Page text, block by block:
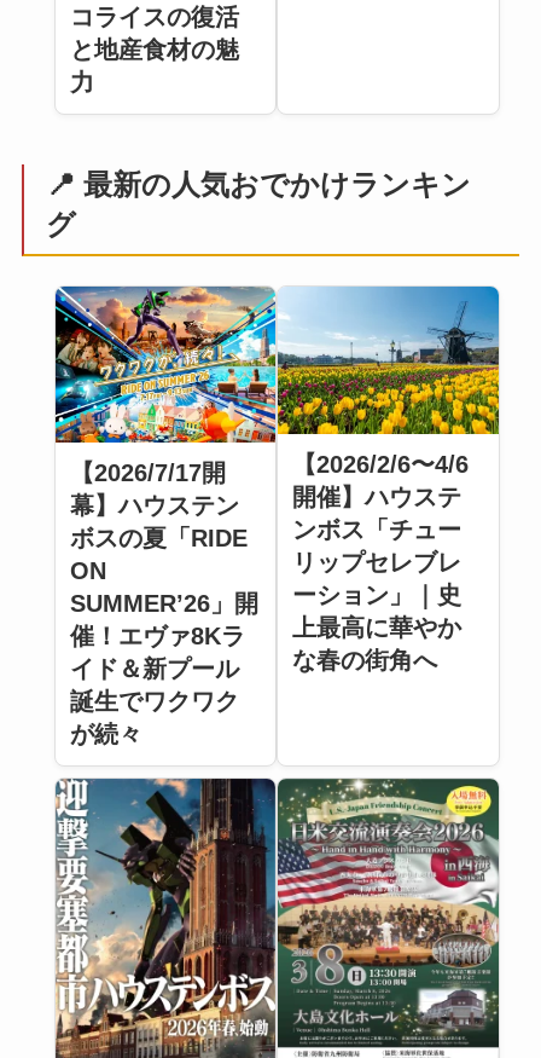
コライスの復活
と地産食材の魅
力
📍 最新の人気おでかけランキン
グ
【2026/7/17開
幕】ハウステン
ボスの夏「RIDE
ON
SUMMER’26」開
催！エヴァ8Kラ
イド＆新プール
誕生でワクワク
が続々
【2026/2/6〜4/6
開催】ハウステ
ンボス「チュー
リップセレブレ
ーション」｜史
上最高に華やか
な春の街角へ